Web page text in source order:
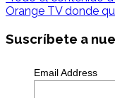
Orange TV donde
Suscríbete a
Email Address